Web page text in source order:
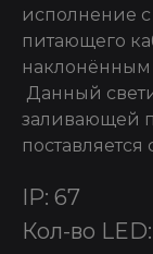
исполнение
питающего
Данный
заливающей
IP: 67
Кол-во